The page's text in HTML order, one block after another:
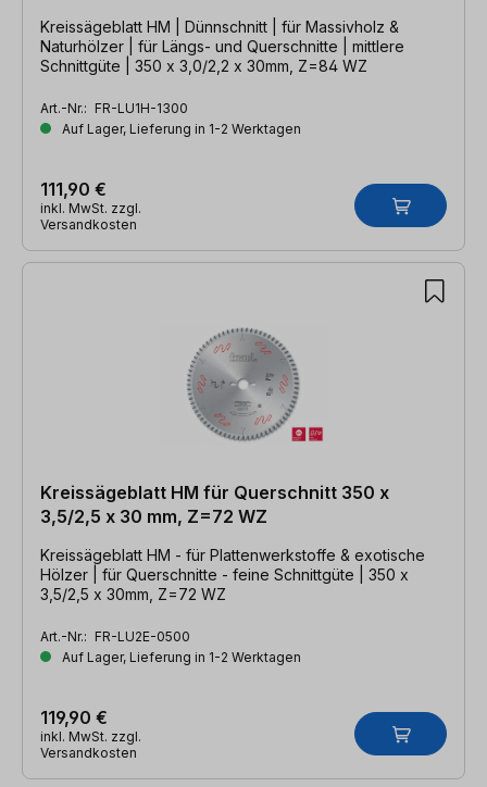
Kreissägeblatt HM | Dünnschnitt | für Massivholz &
Naturhölzer | für Längs- und Querschnitte | mittlere
Schnittgüte | 350 x 3,0/2,2 x 30mm, Z=84 WZ
Art.-Nr.: FR-LU1H-1300
Auf Lager, Lieferung in 1-2 Werktagen
111,90 €
inkl. MwSt. zzgl.
Versandkosten
Kreissägeblatt HM für Querschnitt 350 x
3,5/2,5 x 30 mm, Z=72 WZ
Kreissägeblatt HM - für Plattenwerkstoffe & exotische
Hölzer | für Querschnitte - feine Schnittgüte | 350 x
3,5/2,5 x 30mm, Z=72 WZ
Art.-Nr.: FR-LU2E-0500
Auf Lager, Lieferung in 1-2 Werktagen
119,90 €
inkl. MwSt. zzgl.
Versandkosten